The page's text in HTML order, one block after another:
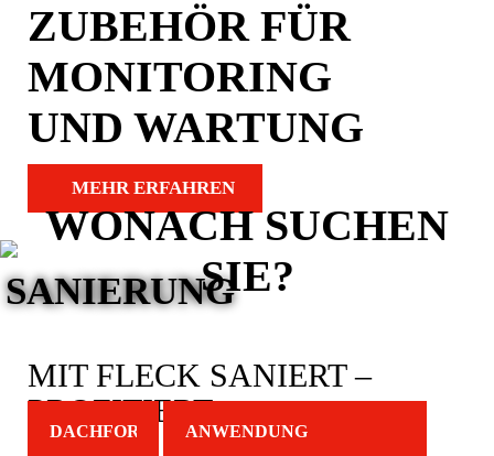
ZUBEHÖR FÜR
MONITORING
UND WARTUNG
MEHR ERFAHREN
SANIERUNG
MIT FLECK SANIERT –
PROFITIERT
WONACH SUCHEN
SIE?